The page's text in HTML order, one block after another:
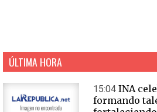
ÚLTIMA HORA
15:04 INA
formando